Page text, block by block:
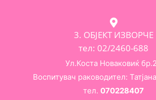
3. ОБЈЕКТ ИЗВОРЧЕ
тел: 02/2460-688
Ул.Коста Новаковиќ
Воспитувач раководител:
тел. 070228407